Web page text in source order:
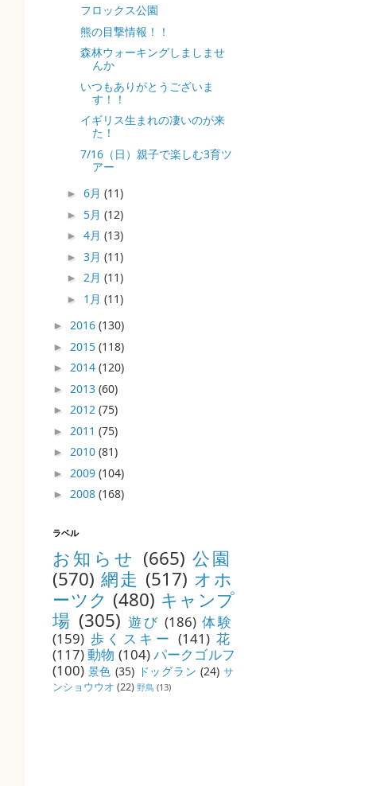
フロックス公園
熊の目撃情報！！
森林ウォーキングしましませ
んか
いつもありがとうございま
す！！
イギリス生まれの凄いのが来
た！
7/16（日）親子で楽しむ3育ツ
アー
► 6月 (11)
► 5月 (12)
► 4月 (13)
► 3月 (11)
► 2月 (11)
► 1月 (11)
► 2016 (130)
► 2015 (118)
► 2014 (120)
► 2013 (60)
► 2012 (75)
► 2011 (75)
► 2010 (81)
► 2009 (104)
► 2008 (168)
ラベル
お知らせ (665) 公園
(570) 網走 (517) オホ
ーツク (480) キャンプ
場 (305) 遊び (186) 体験
(159) 歩くスキー (141) 花
(117)動物 (104)パークゴルフ
(100) 景色 (35) ドッグラン (24) サ
ンショウウオ (22) 野鳥 (13)